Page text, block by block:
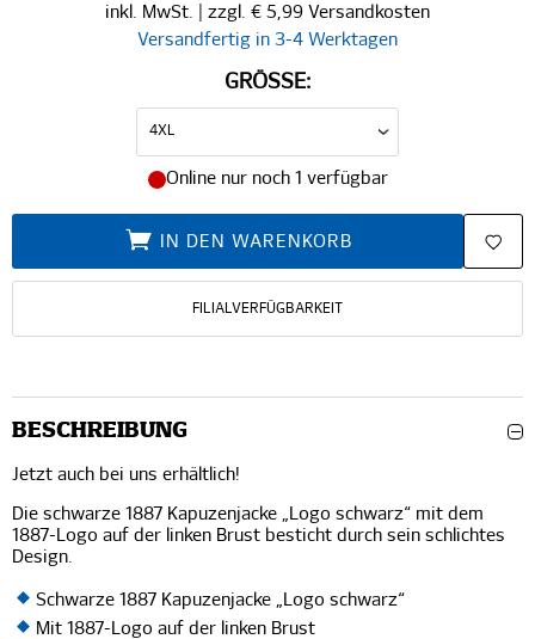
inkl. MwSt. | zzgl. € 5,99 Versandkosten
Versandfertig in 3-4 Werktagen
GRÖSSE:
Online nur noch 1 verfügbar
IN DEN WARENKORB
FILIALVERFÜGBARKEIT
BESCHREIBUNG
Jetzt auch bei uns erhältlich!
Die schwarze 1887 Kapuzenjacke „Logo schwarz“ mit dem
1887-Logo auf der linken Brust besticht durch sein schlichtes
Design.
Schwarze 1887 Kapuzenjacke „Logo schwarz“
Mit 1887-Logo auf der linken Brust